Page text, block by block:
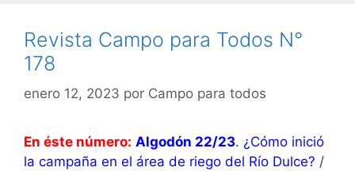
Revista Campo para Todos N°
178
enero 12, 2023 por Campo para todos
En éste número: Algodón 22/23. ¿Cómo inició
la campaña en el área de riego del Río Dulce? /